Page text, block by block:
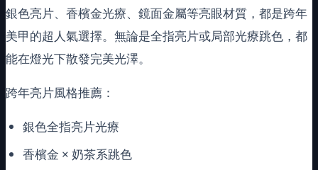
銀色亮片、香檳金光療、鏡面金屬等亮眼材質，都是跨年
美甲的超人氣選擇。無論是全指亮片或局部光療跳色，都
能在燈光下散發完美光澤。
跨年亮片風格推薦：
銀色全指亮片光療
香檳金 × 奶茶系跳色